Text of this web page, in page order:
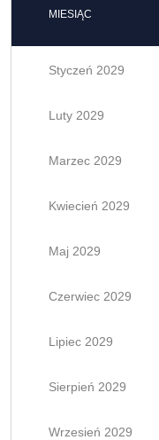
MIESIĄC
Styczeń 2029
Luty 2029
Marzec 2029
Kwiecień 2029
Maj 2029
Czerwiec 2029
Lipiec 2029
Sierpień 2029
Wrzesień 2029